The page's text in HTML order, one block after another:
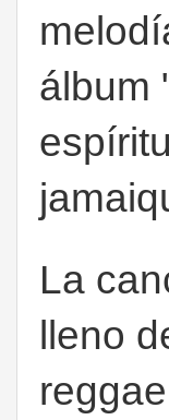
álbum
La
lleno